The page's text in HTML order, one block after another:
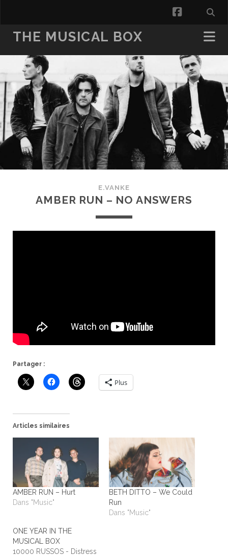
facebook
THE MUSICAL BOX
E.VANKE
AMBER RUN – NO ANSWERS
Partager :
Plus
Articles similaires
AMBER RUN – Hurt
Dans "Music"
BETH DITTO – We Could
Run
Dans "Music"
ONE YEAR IN THE
MUSICAL BOX
10000 RUSSOS - Distress